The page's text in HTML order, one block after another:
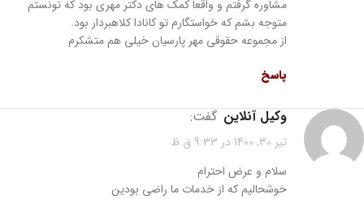
مشاوره گرفتم و واقعا کمک های دکتر مهری بود که تونستم
متوجه بشم که خواستگارم تو کانادا کلاهبردار بود.
از مجموعه حقوقی مهر پارسیان خیلی هم متشکرم
پاسخ
وکیل آنلاین گفت:
تیر 30, 1400 در 9:33 ق.ظ
سلام و عرض احترام
خوشحالیم که از خدمات ما راضی بودین